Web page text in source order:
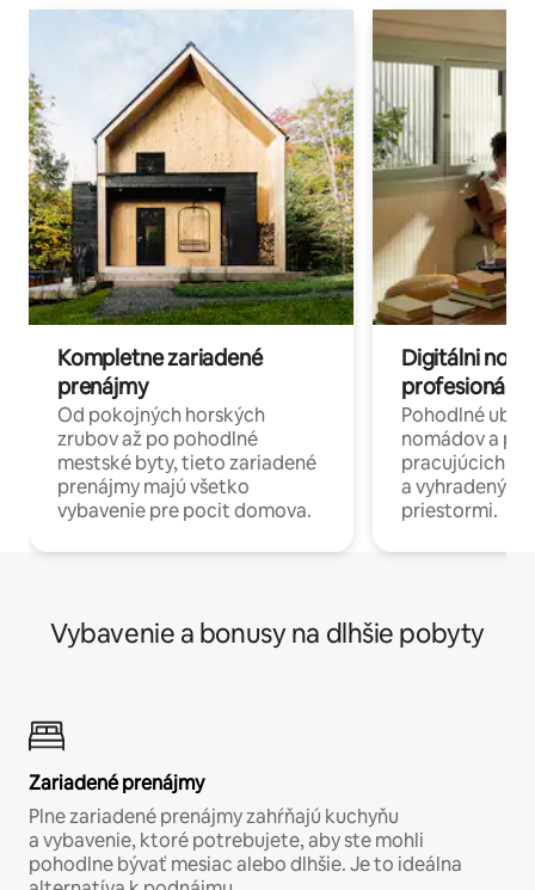
Kompletne zariadené
prenájmy
Od pokojných horských
zrubov až po pohodlné
mestské byty, tieto zariadené
prenájmy majú všetko
vybavenie pre pocit domova.
Digitálni
profesionáli
Pohodlné
nomádov a
pracujúcich
a
priestormi.
Vybavenie a bonusy na dlhšie pobyty
Zariadené prenájmy
Plne zariadené prenájmy zahŕňajú kuchyňu
a vybavenie, ktoré potrebujete, aby ste mohli
pohodlne bývať mesiac alebo dlhšie. Je to ideálna